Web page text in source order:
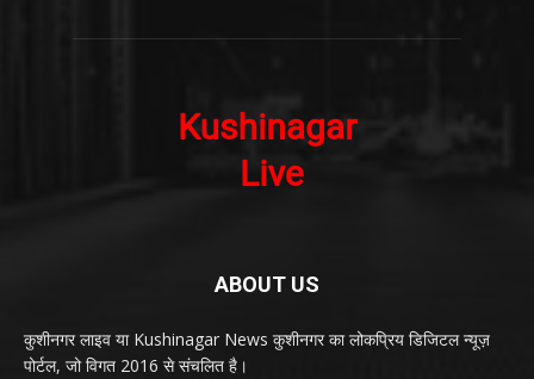
ABOUT US
कुशीनगर लाइव या Kushinagar News कुशीनगर का लोकप्रिय डिजिटल न्यूज़
पोर्टल, जो विगत 2016 से संचलित है।